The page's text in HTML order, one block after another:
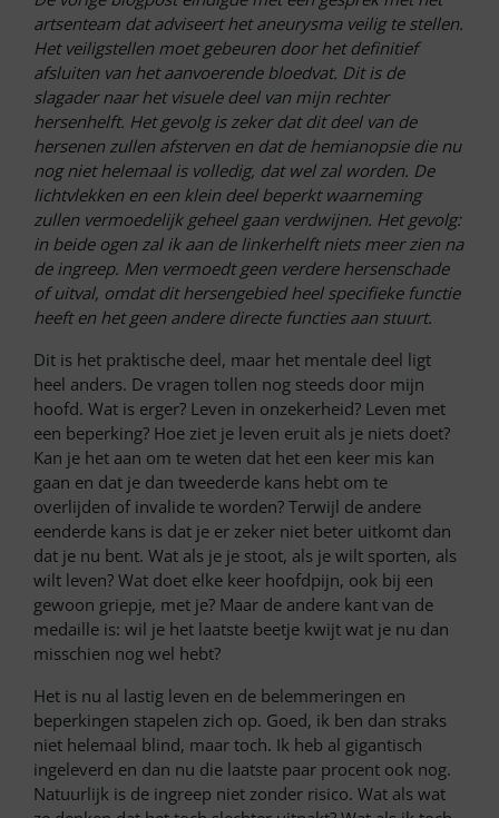
artsenteam dat adviseert het aneurysma veilig te stellen.
Het veiligstellen moet gebeuren door het definitief
afsluiten van het aanvoerende bloedvat. Dit is de
slagader naar het visuele deel van mijn rechter
hersenhelft. Het gevolg is zeker dat dit deel van de
hersenen zullen afsterven en dat de hemianopsie die nu
nog niet helemaal is volledig, dat wel zal worden. De
lichtvlekken en een klein deel beperkt waarneming
zullen vermoedelijk geheel gaan verdwijnen. Het gevolg:
in beide ogen zal ik aan de linkerhelft niets meer zien na
de ingreep. Men vermoedt geen verdere hersenschade
of uitval, omdat dit hersengebied heel specifieke functie
heeft en het geen andere directe functies aan stuurt.
Dit is het praktische deel, maar het mentale deel ligt
heel anders. De vragen tollen nog steeds door mijn
hoofd. Wat is erger? Leven in onzekerheid? Leven met
een beperking? Hoe ziet je leven eruit als je niets doet?
Kan je het aan om te weten dat het een keer mis kan
gaan en dat je dan tweederde kans hebt om te
overlijden of invalide te worden? Terwijl de andere
eenderde kans is dat je er zeker niet beter uitkomt dan
dat je nu bent. Wat als je je stoot, als je wilt sporten, als
wilt leven? Wat doet elke keer hoofdpijn, ook bij een
gewoon griepje, met je? Maar de andere kant van de
medaille is: wil je het laatste beetje kwijt wat je nu dan
misschien nog wel hebt?
Het is nu al lastig leven en de belemmeringen en
beperkingen stapelen zich op. Goed, ik ben dan straks
niet helemaal blind, maar toch. Ik heb al gigantisch
ingeleverd en dan nu die laatste paar procent ook nog.
Natuurlijk is de ingreep niet zonder risico. Wat als wat